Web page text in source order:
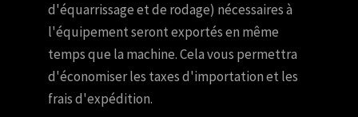
d'équarrissage et de rodage) nécessaires à
l'équipement seront exportés en même
temps que la machine. Cela vous permettra
d'économiser les taxes d'importation et les
frais d'expédition.